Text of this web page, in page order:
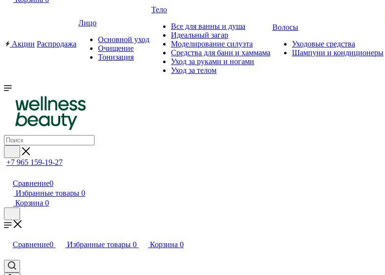
Акции Распродажа
Лицо
Основной уход
Очищение
Тонизация
Тело
Все для ванны и душа
Идеальный загар
Моделирование силуэта
Средства для бани и хаммама
Уход за руками и ногами
Уход за телом
Волосы
Уходовые средства
Шампуни и кондиционеры
+7 965 159-19-27
Сравнение0
Избранные товары 0
Корзина 0
Сравнение0 Избранные товары 0 Корзина 0